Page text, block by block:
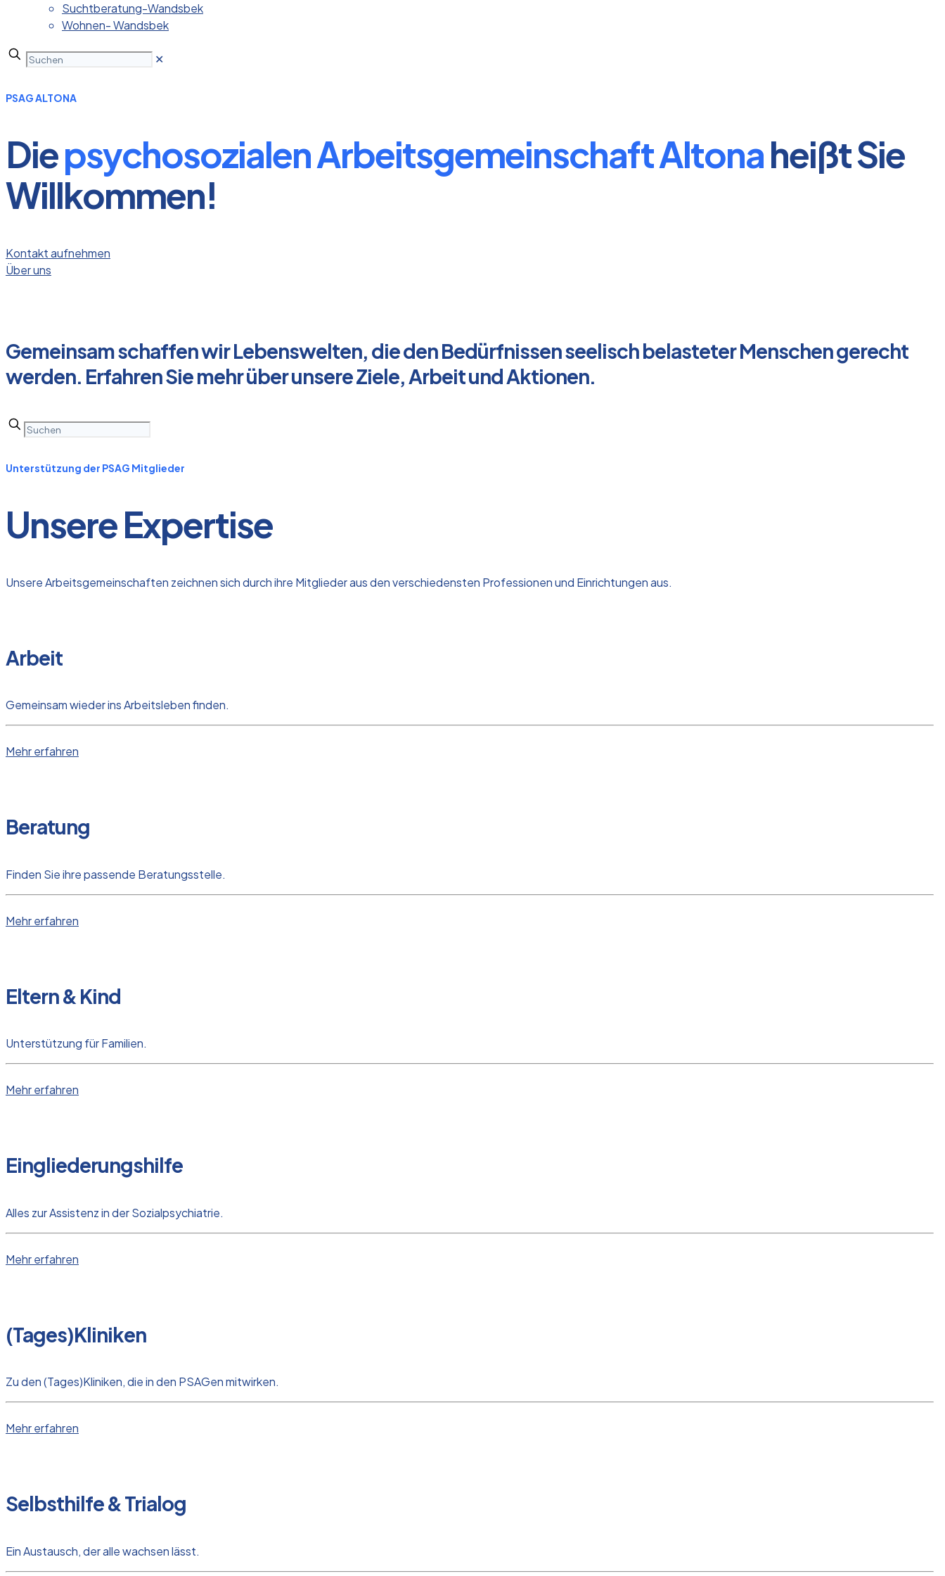
Suchtberatung-Wandsbek
Wohnen- Wandsbek
✕
PSAG ALTONA
Diepsychosozialen Arbeitsgemeinschaft Altonaheißt Sie
Willkommen!
Kontakt aufnehmen
Über uns
Gemeinsam schaffen wir Lebenswelten, die den Bedürfnissen seelisch belasteter Menschen gerecht
werden. Erfahren Sie mehr über unsere Ziele, Arbeit und Aktionen.
Unterstützung der PSAG Mitglieder
Unsere Expertise
Unsere Arbeitsgemeinschaften zeichnen sich durch ihre Mitglieder aus den verschiedensten Professionen und Einrichtungen aus.
Arbeit
Gemeinsam wieder ins Arbeitsleben finden.
Mehr erfahren
Beratung
Finden Sie ihre passende Beratungsstelle.
Mehr erfahren
Eltern & Kind
Unterstützung für Familien.
Mehr erfahren
Eingliederungshilfe
Alles zur Assistenz in der Sozialpsychiatrie.
Mehr erfahren
(Tages)Kliniken
Zu den (Tages)Kliniken, die in den PSAGen mitwirken.
Mehr erfahren
Selbsthilfe & Trialog
Ein Austausch, der alle wachsen lässt.